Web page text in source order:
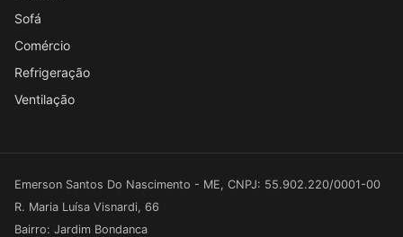
Sofá
Comércio
Refrigeração
Ventilação
Emerson Santos Do Nascimento - ME, CNPJ: 55.902.220/0001-00
R. Maria Luísa Visnardi, 66
Bairro: Jardim Bondanca